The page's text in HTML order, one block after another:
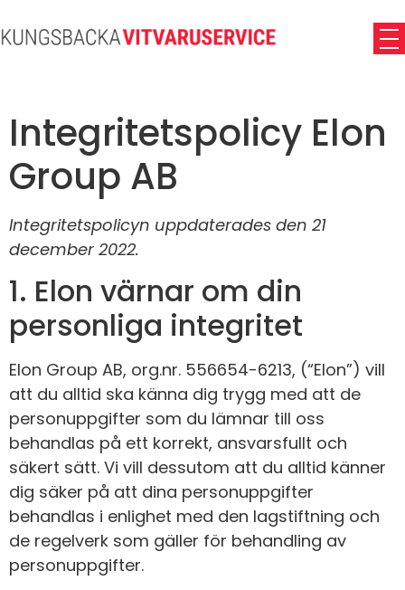
Integritetspolicy Elon
Group AB
Integritetspolicyn uppdaterades den 21
december 2022.
1. Elon värnar om din
personliga integritet
Elon Group AB, org.nr. 556654-6213, (“Elon”) vill
att du alltid ska känna dig trygg med att de
personuppgifter som du lämnar till oss
behandlas på ett korrekt, ansvarsfullt och
säkert sätt. Vi vill dessutom att du alltid känner
dig säker på att dina personuppgifter
behandlas i enlighet med den lagstiftning och
de regelverk som gäller för behandling av
personuppgifter.